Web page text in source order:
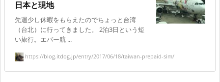
日本と現地
先週少し休暇をもらえたのでちょっと台湾
（台北）に行ってきました。 2泊3日という短
い旅行。エバー航 ...
https://blog.itdog.jp/entry/2017/06/18/taiwan-prepaid-sim/